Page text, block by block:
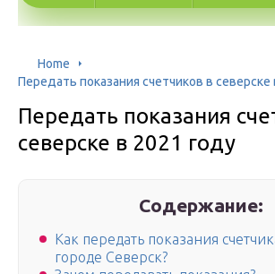
Home
Передать показания счетчиков в северске
Передать показания
северске в 2021 году
Содержание:
Как передать показания
городе Северск?